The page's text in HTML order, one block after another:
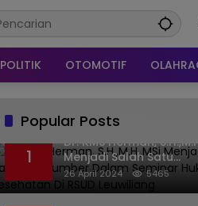
POLITIK OTOMOTIF
Popular Posts
1
Dr. KMS Herman,
Menjadi Salah Satu
Narasumber Dalam
Hukum kesehatan Di
26 April 2024 5465